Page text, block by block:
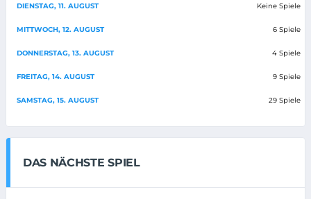
DIENSTAG, 11. AUGUST Keine Spiele
MITTWOCH, 12. AUGUST 6 Spiele
DONNERSTAG, 13. AUGUST 4 Spiele
FREITAG, 14. AUGUST 9 Spiele
SAMSTAG, 15. AUGUST 29 Spiele
DAS NÄCHSTE SPIEL